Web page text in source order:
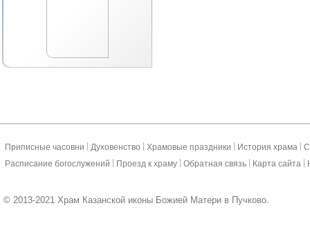
Приписные часовни Духовенство Храмовые праздники История храма
Расписание богослужений
Проезд к храму Обратная связь Карта сайта
© 2013-2021 Храм Казанской иконы Божией Матери в Пучково.